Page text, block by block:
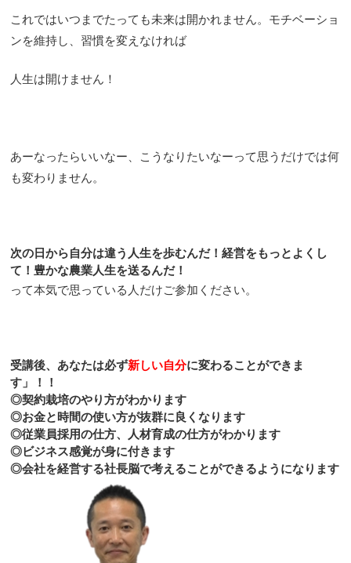
これではいつまでたっても未来は開かれません。モチベーショ
ンを維持し、習慣を変えなければ
人生は開けません！
あーなったらいいなー、こうなりたいなーって思うだけでは何
も変わりません。
次の日から自分は違う人生を歩むんだ！経営をもっとよくし
て！豊かな農業人生を送るんだ！
って本気で思っている人だけご参加ください。
受講後、あなたは必ず新しい自分に変わることができま
す」！！
◎契約栽培のやり方がわかります
◎お金と時間の使い方が抜群に良くなります
◎従業員採用の仕方、人材育成の仕方がわかります
◎ビジネス感覚が身に付きます
◎会社を経営する社長脳で考えることができるようになります